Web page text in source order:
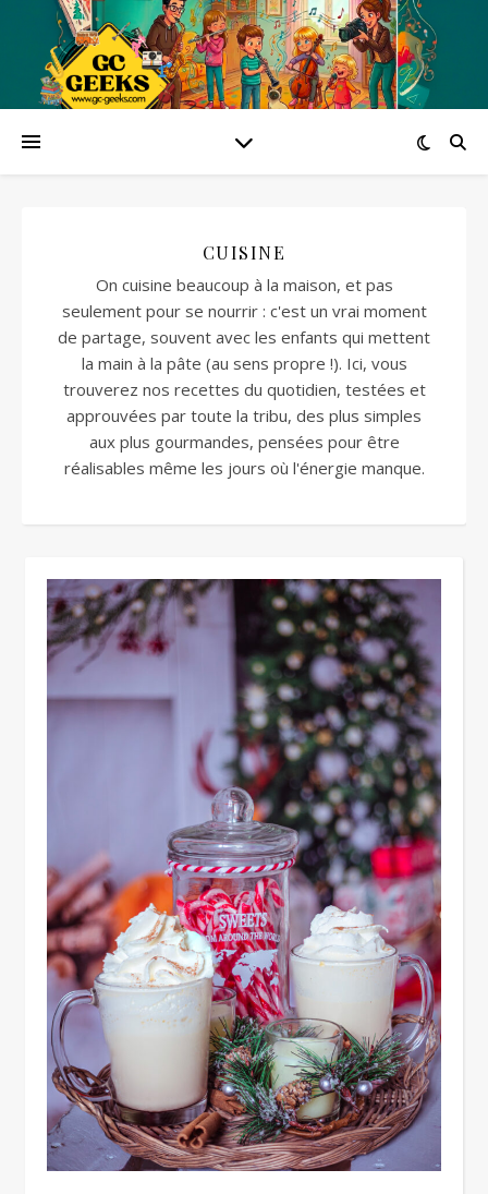
CUISINE
On cuisine beaucoup à la maison, et pas
seulement pour se nourrir : c'est un vrai moment
de partage, souvent avec les enfants qui mettent
la main à la pâte (au sens propre !). Ici, vous
trouverez nos recettes du quotidien, testées et
approuvées par toute la tribu, des plus simples
aux plus gourmandes, pensées pour être
réalisables même les jours où l'énergie manque.